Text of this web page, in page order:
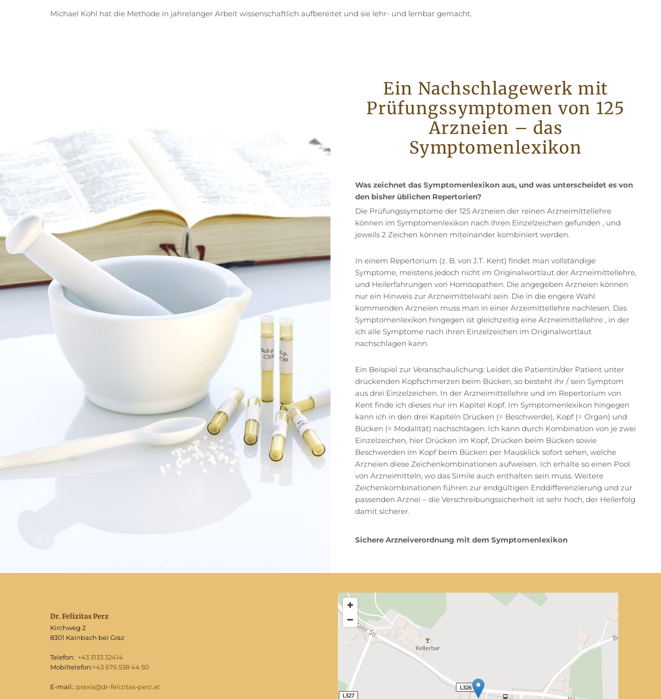
Michael Kohl hat die Methode in jahrelanger Arbeit wissenschaftlich aufbereitet und sie lehr- und lernbar gemacht.
Ein Nachschlagewerk mit
Prüfungssymptomen von 125
Arzneien – das
Symptomenlexikon
Was zeichnet das Symptomenlexikon aus, und was unterscheidet es von
den bisher üblichen Repertorien?
Die Prüfungssymptome der 125 Arzneien der reinen Arzneimittellehre
können im Symptomenlexikon nach ihren Einzelzeichen gefunden , und
jeweils 2 Zeichen können miteinander kombiniert werden.
In einem Repertorium (z. B. von J.T. Kent) findet man vollständige
Symptome, meistens jedoch nicht im Originalwortlaut der Arzneimittellehre,
und Heilerfahrungen von Homöopathen. Die angegeben Arzneien können
nur ein Hinweis zur Arzneimittelwahl sein. Die in die engere Wahl
kommenden Arzneien muss man in einer Arzeimittellehre nachlesen. Das
Symptomenlexikon hingegen ist gleichzeitig eine Arzneimittellehre , in der
ich alle Symptome nach ihren Einzelzeichen im Originalwortlaut
nachschlagen kann.
Ein Beispiel zur Veranschaulichung: Leidet die Patientin/der Patient unter
drückenden Kopfschmerzen beim Bücken, so besteht ihr / sein Symptom
aus drei Einzelzeichen. In der Arzneimittellehre und im Repertorium von
Kent finde ich dieses nur im Kapitel Kopf. Im Symptomenlexikon hingegen
kann ich in den drei Kapiteln Drücken (= Beschwerde), Kopf (= Organ) und
Bücken (= Modalität) nachschlagen. Ich kann durch Kombination von je zwei
Einzelzeichen, hier Drücken im Kopf, Drücken beim Bücken sowie
Beschwerden im Kopf beim Bücken per Mausklick sofort sehen, welche
Arzneien diese Zeichenkombinationen aufweisen. Ich erhalte so einen Pool
von Arzneimitteln, wo das Simile auch enthalten sein muss. Weitere
Zeichenkombinationen führen zur endgültigen Enddifferenzierung und zur
passenden Arznei – die Verschreibungssicherheit ist sehr hoch, der Heilerfolg
damit sicherer.
Sichere Arzneiverordnung mit dem Symptomenlexikon
Dr. Felizitas Perz
Kirchweg 2
8301 Kainbach bei Graz
Telefon: +43 3133 32414
Mobiltelefon:+43 676 538 44 50
E-mail.: praxis@dr-felizitas-perz.at